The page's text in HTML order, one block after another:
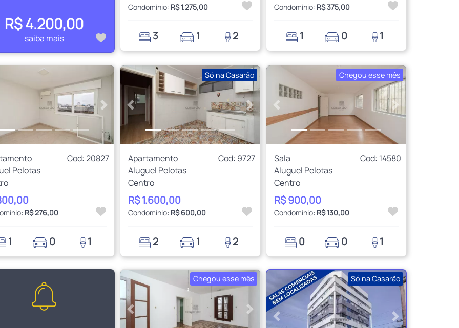
R$ 4.200,00
saiba mais
Condomínio: R$ 1.275,00
3 1 2
Condomínio: R$ 375,00
1 0 1
Próximo
Cod: 20827
Pelotas
R$ 276,00
1 0 1
Só na Casarão
Anterior Próximo
Apartamento
Cod: 9727
Aluguel Pelotas
Centro
R$ 1.600,00
Condomínio: R$ 600,00
2 1 2
Chegou esse mês
Anterior Próximo
Sala
Cod: 14580
Aluguel Pelotas
Centro
R$ 900,00
Condomínio: R$ 130,00
0 0 1
Chegou esse mês
Anterior Próximo
Só na Casarão
Anterior Próximo